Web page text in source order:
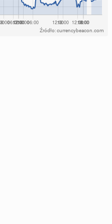
Źródło: currencybeacon.com